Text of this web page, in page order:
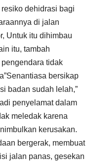
dehidrasi bagi
di jalan
Untuk itu dihimbau
itu, tambah
tidak
bersikap
badan sudah lelah,”
penyelamat dalam
meledak karena
kerusakan.
bergerak, membuat
jalan panas, gesekan